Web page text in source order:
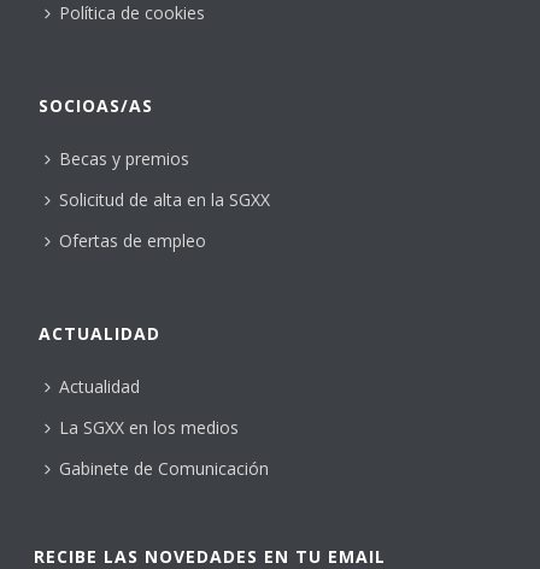
Política de cookies
SOCIOAS/AS
Becas y premios
Solicitud de alta en la SGXX
Ofertas de empleo
ACTUALIDAD
Actualidad
La SGXX en los medios
Gabinete de Comunicación
RECIBE LAS NOVEDADES EN TU EMAIL